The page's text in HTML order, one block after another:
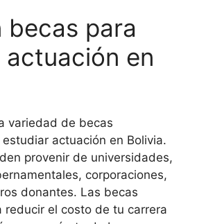
becas para
en
variedad de becas
actuación en Bolivia.
provenir de universidades,
corporaciones,
donantes. Las becas
reducir el costo de tu carrera